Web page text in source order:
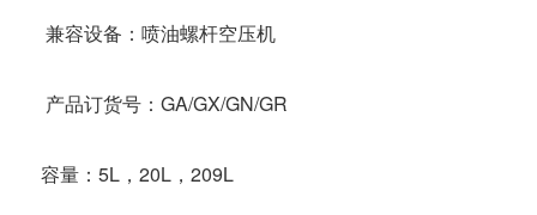
兼容设备：喷油螺杆空压机
产品订货号：GA/GX/GN/GR
容量：5L，20L，209L